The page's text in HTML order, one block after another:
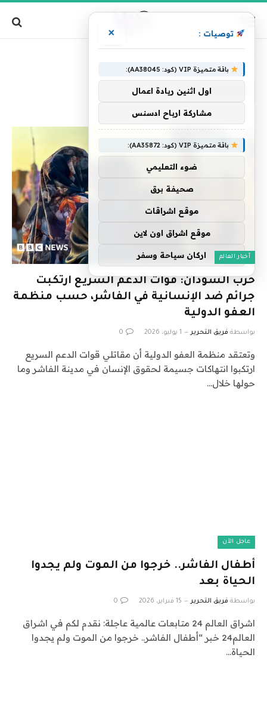
الفاشر
أخبار العالم
حرب السودان: قوات الدعم السريع ارتكبت
جرائم ضد الإنسانية في الفاشر، حسب منظمة
العفو الدولية
بواسطة فريق التحرير 1 يوليو، 2026 0
وتعتقد منظمة العفو الدولية أن مقاتلي قوات الدعم السريع
ارتكبوا انتهاكات جسيمة لحقوق الإنسان في مدينة الفاشر وما
حولها خلال…
عاجل الآن
أطفال الفاشر.. خرجوا من الموت ولم يجدوا
الحياة بعد
بواسطة فريق التحرير 15 فبراير، 2026 0
اشراق العالم 24 متابعات عالمية عاجلة: نقدم لكم في اشراق
العالم24 خبر “أطفال الفاشر.. خرجوا من الموت ولم يجدوا
الحياة…
توصيات : ×
باقة متميزة VIP (كود: AA38045):
اول اثنين ريادة اعمال
مشاركة ارباح ادسنس
باقة متميزة VIP (كود: AA35872):
ضوء التعليمي
صحيفة برق
موقع اشراقات
موقع اشراق اون لاين
اركان سياحة وسفر